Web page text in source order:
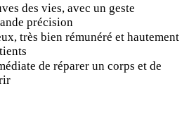
des vies, avec un geste
précision
très bien rémunéré et hautement
de réparer un corps et de